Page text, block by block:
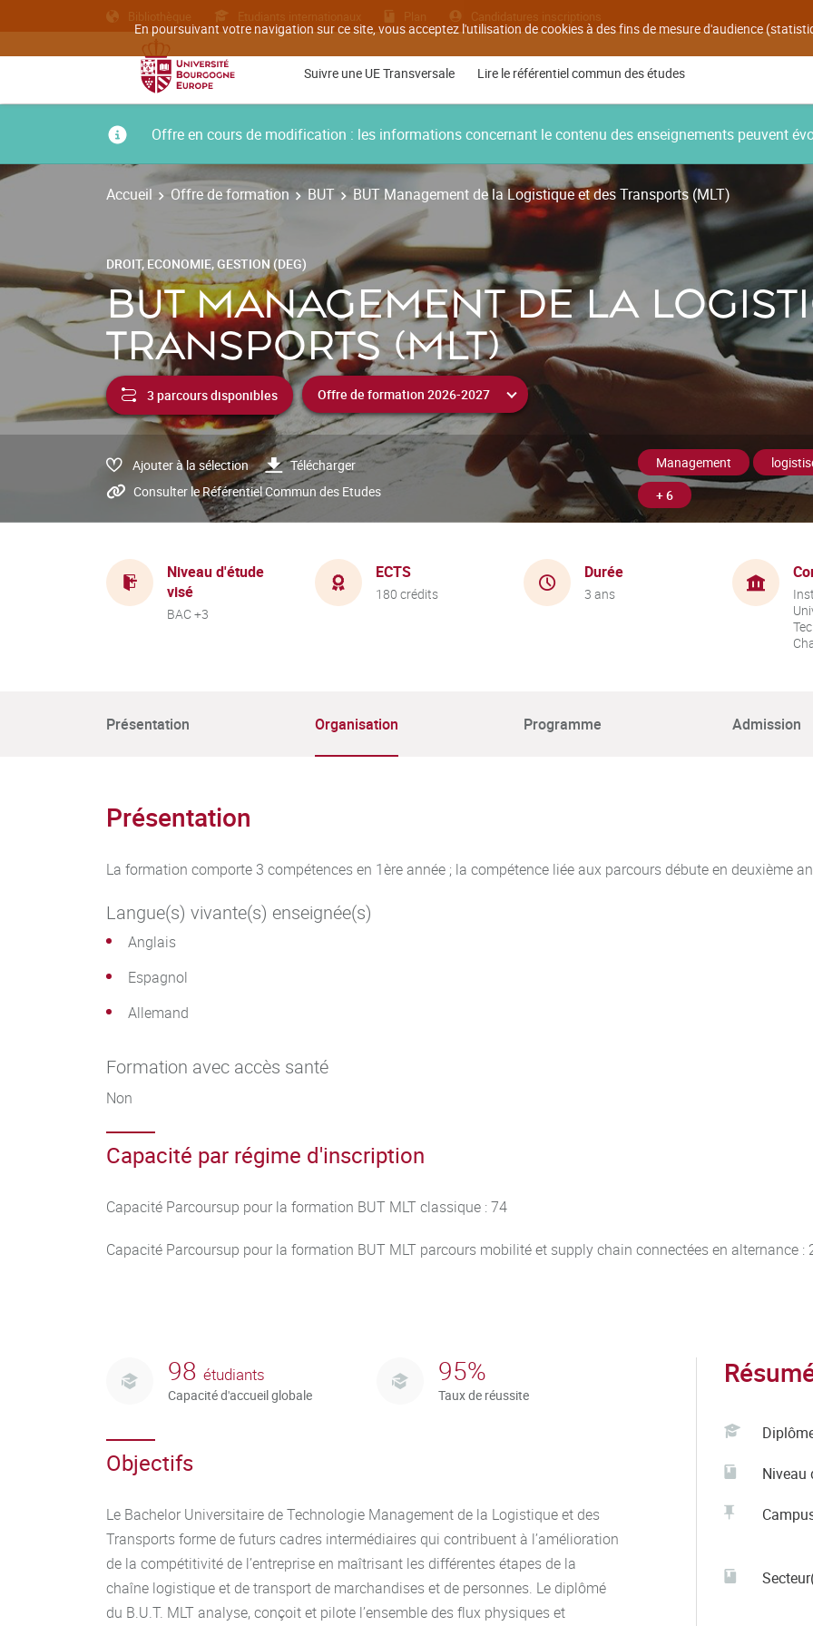
En poursuivant votre navigation sur ce site, vous acceptez l'utilisation de cookies à des fins de mesure d'audience
Bibliothèque Etudiants internationaux Plan Candidatures inscriptions
Suivre une UE Transversale Lire le référentiel commun des études
Offre en cours de modification : les informations concernant le contenu des enseignements peuvent
Accueil Offre de formation BUT BUT Management de la Logistique et des Transports (MLT)
DROIT, ECONOMIE, GESTION (DEG)
BUT MANAGEMENT DE LA
TRANSPORTS (MLT)
3 parcours disponibles
Ajouter à la sélection
Télécharger
Consulter le Référentiel Commun des Etudes
Management
+ 6
Niveau d'étude
visé
BAC +3
ECTS
180 crédits
Durée
3 ans
Présentation Organisation Programme Admission
Présentation
La formation comporte 3 compétences en 1ère année ; la compétence liée aux parcours débute en deuxième
Langue(s) vivante(s) enseignée(s)
Anglais
Espagnol
Allemand
Formation avec accès santé
Non
Capacité par régime d'inscription
Capacité Parcoursup pour la formation BUT MLT classique : 74
Capacité Parcoursup pour la formation BUT MLT parcours mobilité et supply chain connectées en alternance :
98 étudiants
Capacité d'accueil globale
95%
Taux de réussite
Objectifs
Le Bachelor Universitaire de Technologie Management de la Logistique et des
Transports forme de futurs cadres intermédiaires qui contribuent à l’amélioration
de la compétitivité de l’entreprise en maîtrisant les différentes étapes de la
chaîne logistique et de transport de marchandises et de personnes. Le diplômé
du B.U.T. MLT analyse, conçoit et pilote l’ensemble des flux physiques et
Niveau